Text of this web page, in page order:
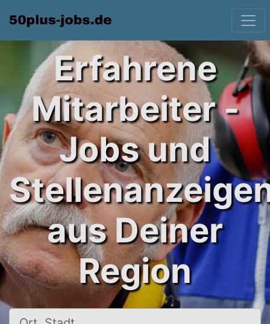
Erfahrene
Mitarbeiter -
Jobs und
aus Deiner
Region
Ort, Stadt